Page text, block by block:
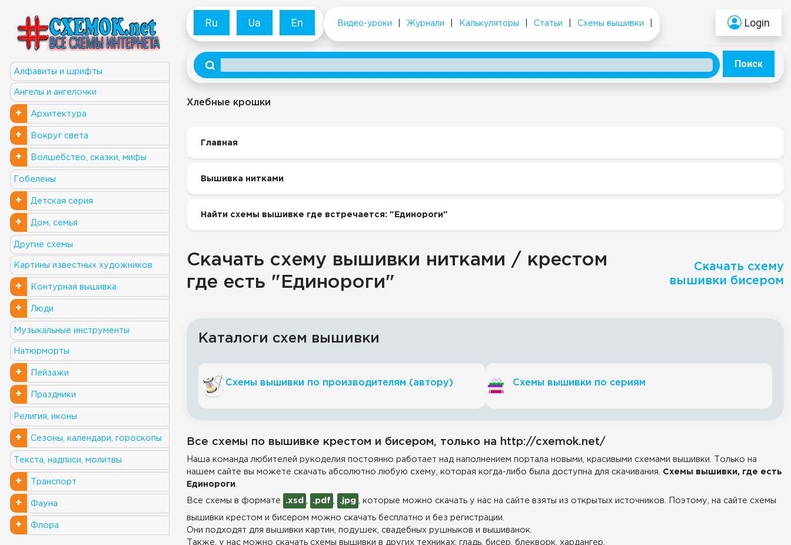
Алфавиты и шрифты
Ангелы и ангелочки
+ Архитектура
+ Вокруг света
+ Волшебство, сказки, мифы
Гобелены
+ Детская серия
+ Дом, семья
Другие схемы
Картины известных художников
+ Контурная вышивка
+ Люди
Музыкальные инструменты
Натюрморты
+ Пейзажи
+ Праздники
Религия, иконы
+ Сезоны, календари, гороскопы
Текста, надписи, молитвы
+ Транспорт
+ Фауна
+ Флора
Ru Ua En Видео-уроки Журнали Калькуляторы Статьи Схемы вышивки Login
Поиск
Хлебные крошки
Главная
Вышивка нитками
Найти схемы вышивке где встречается: "Единороги"
Скачать схему вышивки нитками / крестом
где есть "Единороги"
Скачать схему
вышивки бисером
Каталоги схем вышивки
Схемы вышивки по производителям (автору) Схемы вышивки по сериям
Все схемы по вышивке крестом и бисером, только на http://cxemok.net/
Наша команда любителей рукоделия постоянно работает над наполнением портала новыми, красивыми схемами вышивки. Только на
нашем сайте вы можете скачать абсолютно любую схему, которая когда-либо была доступна для скачивания. Схемы вышивки, где есть
Единороги
Все схемы в формате .xsd .pdf .jpg , которые можно скачать у нас на сайте взяты из открытых источников. Поэтому, на сайте схемы
вышивки крестом и бисером можно скачать бесплатно и без регистрации.
Они подходят для вышивки картин, подушек, свадебных рушныков и вышиванок.
Также, у нас можно скачать схемы вышивки в других техниках: гладь, бисер, блекворк, хардангер.